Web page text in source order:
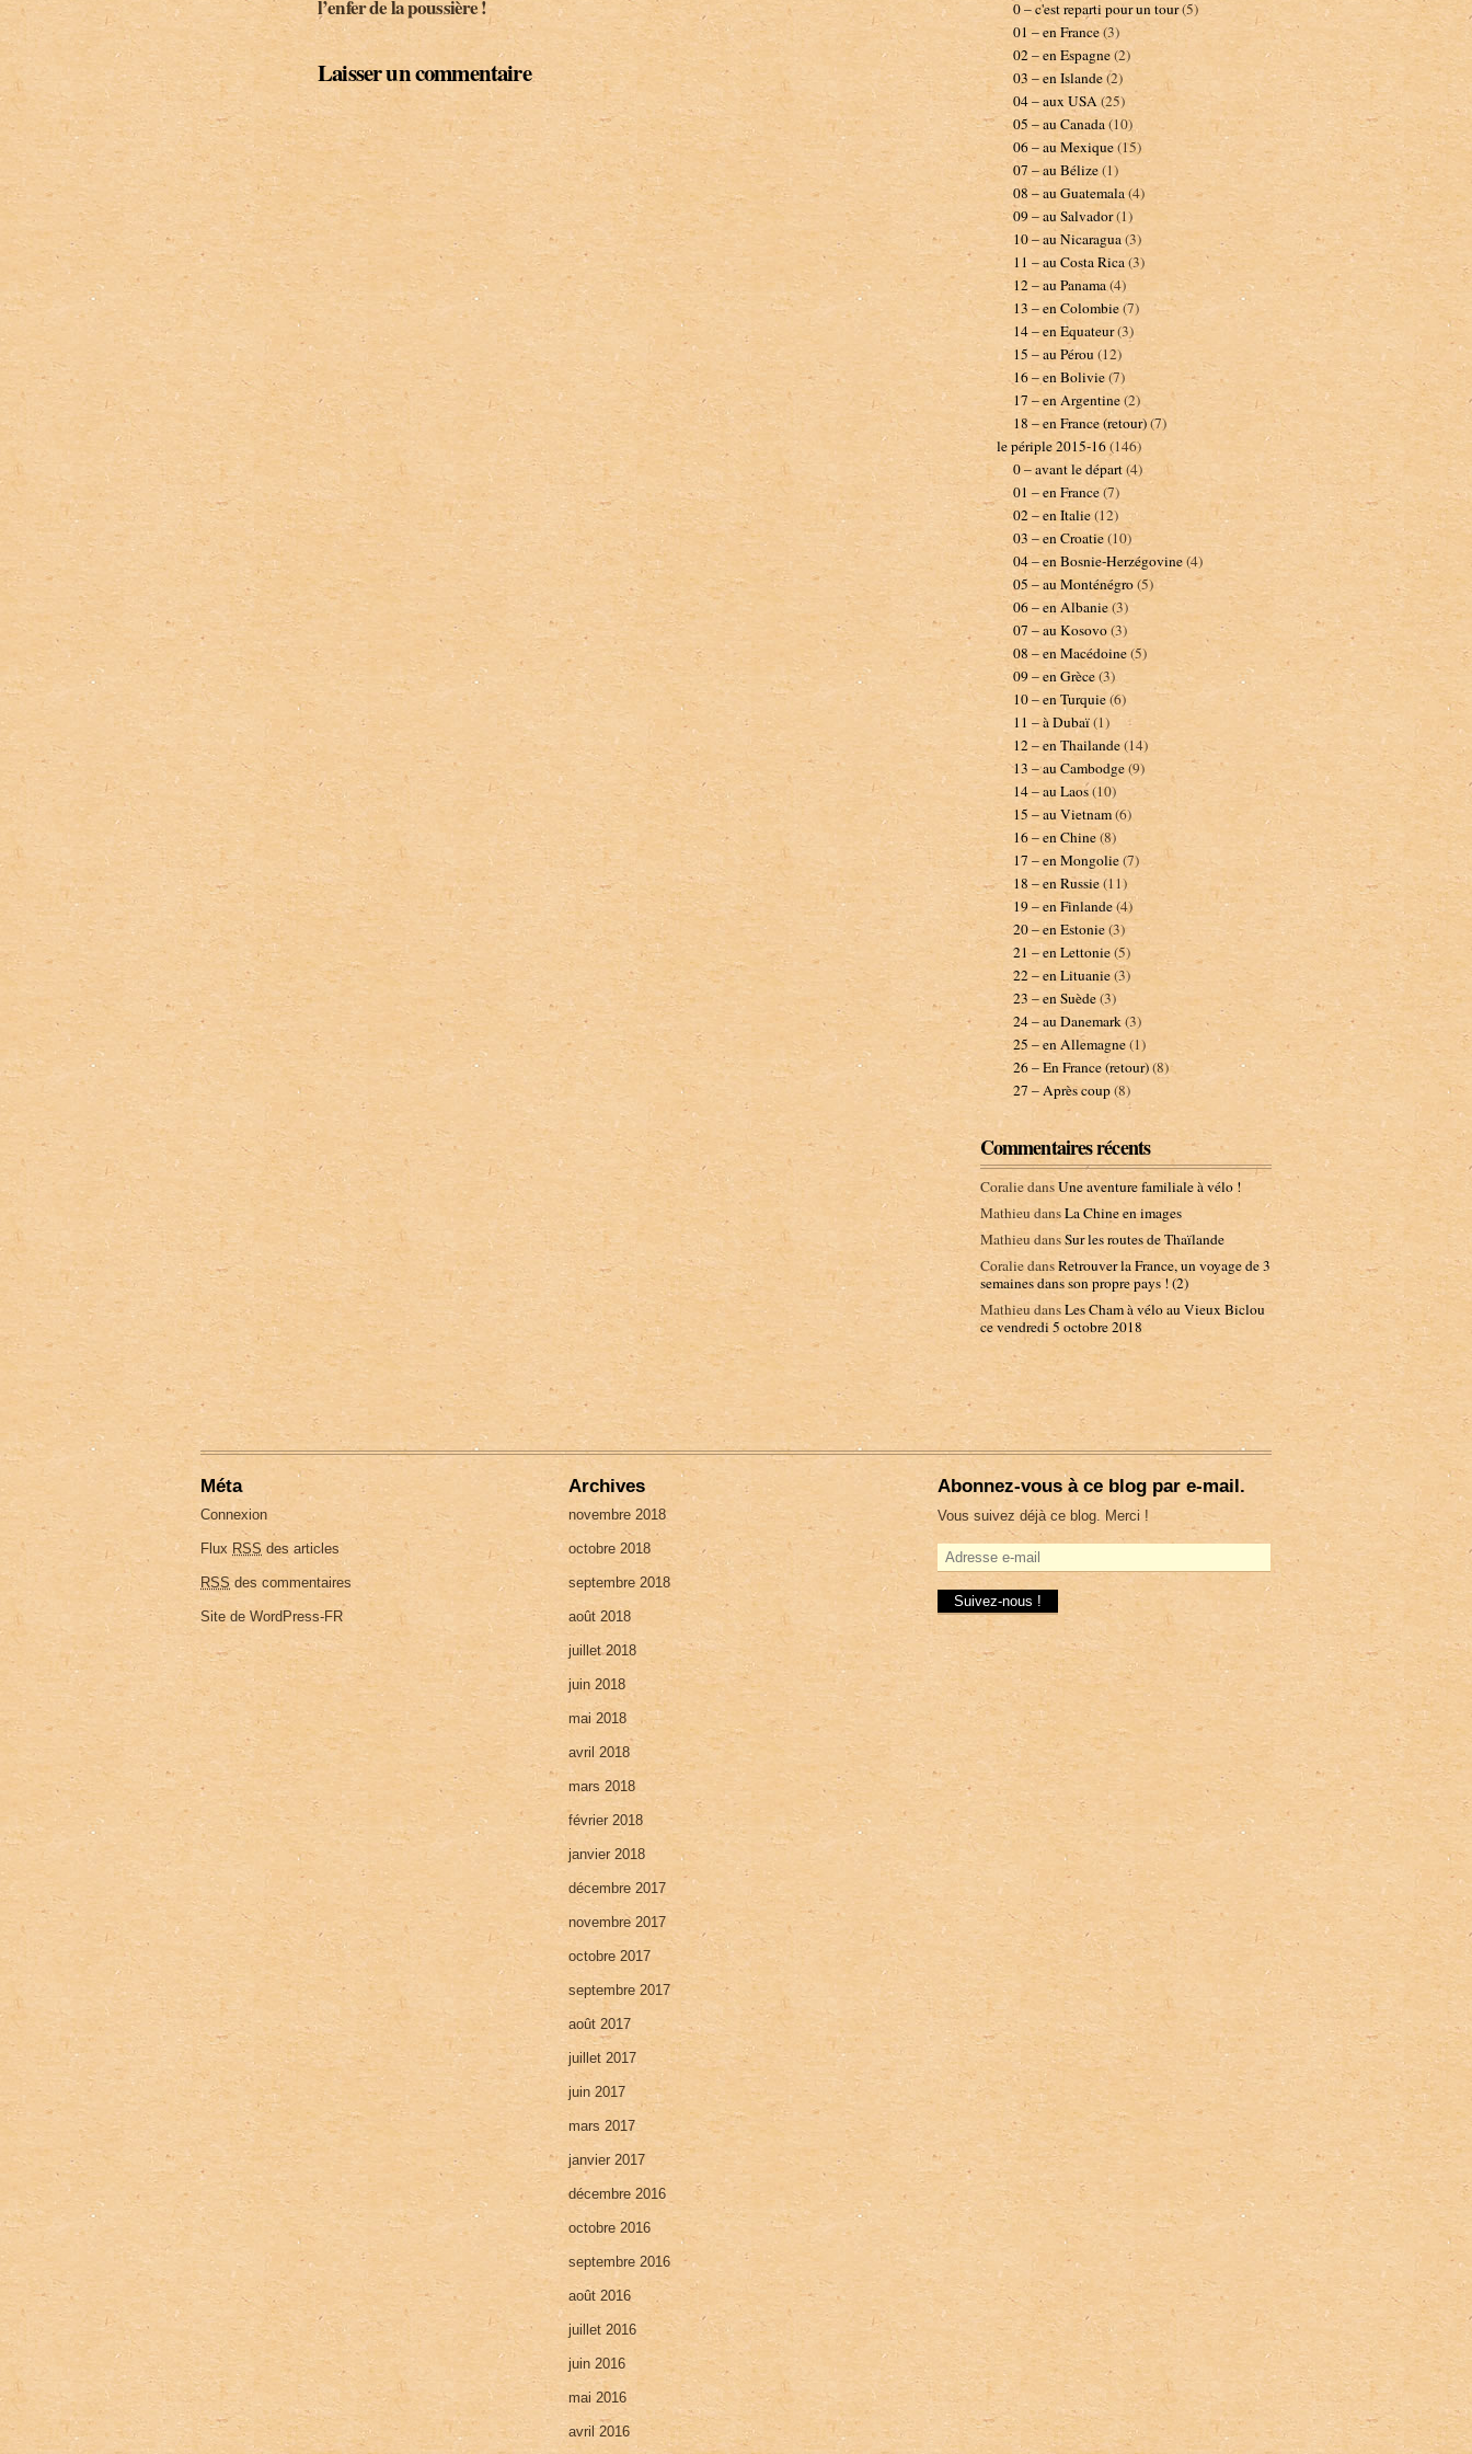
l’enfer de la poussière !
Laisser un commentaire
0 – c'est reparti pour un tour(5)
01 – en France(3)
02 – en Espagne(2)
03 – en Islande(2)
04 – aux USA(25)
05 – au Canada(10)
06 – au Mexique(15)
07 – au Bélize(1)
08 – au Guatemala(4)
09 – au Salvador(1)
10 – au Nicaragua(3)
11 – au Costa Rica(3)
12 – au Panama(4)
13 – en Colombie(7)
14 – en Equateur(3)
15 – au Pérou(12)
16 – en Bolivie(7)
17 – en Argentine(2)
18 – en France (retour)(7)
le périple 2015-16(146)
0 – avant le départ(4)
01 – en France(7)
02 – en Italie(12)
03 – en Croatie(10)
04 – en Bosnie-Herzégovine(4)
05 – au Monténégro(5)
06 – en Albanie(3)
07 – au Kosovo(3)
08 – en Macédoine(5)
09 – en Grèce(3)
10 – en Turquie(6)
11 – à Dubaï(1)
12 – en Thailande(14)
13 – au Cambodge(9)
14 – au Laos(10)
15 – au Vietnam(6)
16 – en Chine(8)
17 – en Mongolie(7)
18 – en Russie(11)
19 – en Finlande(4)
20 – en Estonie(3)
21 – en Lettonie(5)
22 – en Lituanie(3)
23 – en Suède(3)
24 – au Danemark(3)
25 – en Allemagne(1)
26 – En France (retour)(8)
27 – Après coup(8)
Commentaires récents
CoraliedansUne aventure familiale à vélo !
MathieudansLa Chine en images
Mathieu dansSur les routes de Thaïlande
CoraliedansRetrouver la France, un voyage de 3
semaines dans son propre pays ! (2)
MathieudansLes Cham à vélo au Vieux Biclou
ce vendredi 5 octobre 2018
Méta
Connexion
Flux RSS des articles
RSSdes commentaires
Site de WordPress-FR
Archives
novembre 2018
octobre 2018
septembre 2018
août 2018
juillet 2018
juin 2018
mai 2018
avril 2018
mars 2018
février 2018
janvier 2018
décembre 2017
novembre 2017
octobre 2017
septembre 2017
août 2017
juillet 2017
juin 2017
mars 2017
janvier 2017
décembre 2016
octobre 2016
septembre 2016
août 2016
juillet 2016
juin 2016
mai 2016
avril 2016
Abonnez-vous à ce blog par e-mail.
Vous suivez déjà ce blog. Merci !
A
d
r
e
i
l